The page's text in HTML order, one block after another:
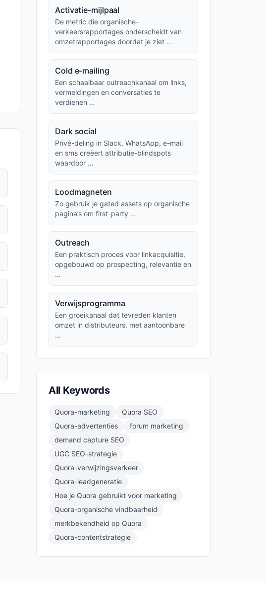
Activatie-mijlpaal
De metric die organische-
verkeersrapportages onderscheidt van
omzetrapportages doordat je ziet …
Cold e-mailing
Een schaalbaar outreachkanaal om links,
vermeldingen en conversaties te
verdienen …
Dark social
Privé-deling in Slack, WhatsApp, e-mail
en sms creëert attributie-blindspots
waardoor …
Loodmagneten
Zo gebruik je gated assets op organische
pagina’s om first-party …
Outreach
Een praktisch proces voor linkacquisitie,
opgebouwd op prospecting, relevantie en
…
Verwijsprogramma
Een groeikanaal dat tevreden klanten
omzet in distributeurs, met aantoonbare
…
All Keywords
Quora-marketing
Quora SEO
Quora-advertenties
forum marketing
demand capture SEO
UGC SEO-strategie
Quora-verwijzingsverkeer
Quora-leadgeneratie
Hoe je Quora gebruikt voor marketing
Quora-organische vindbaarheid
merkbekendheid op Quora
Quora-contentstrategie